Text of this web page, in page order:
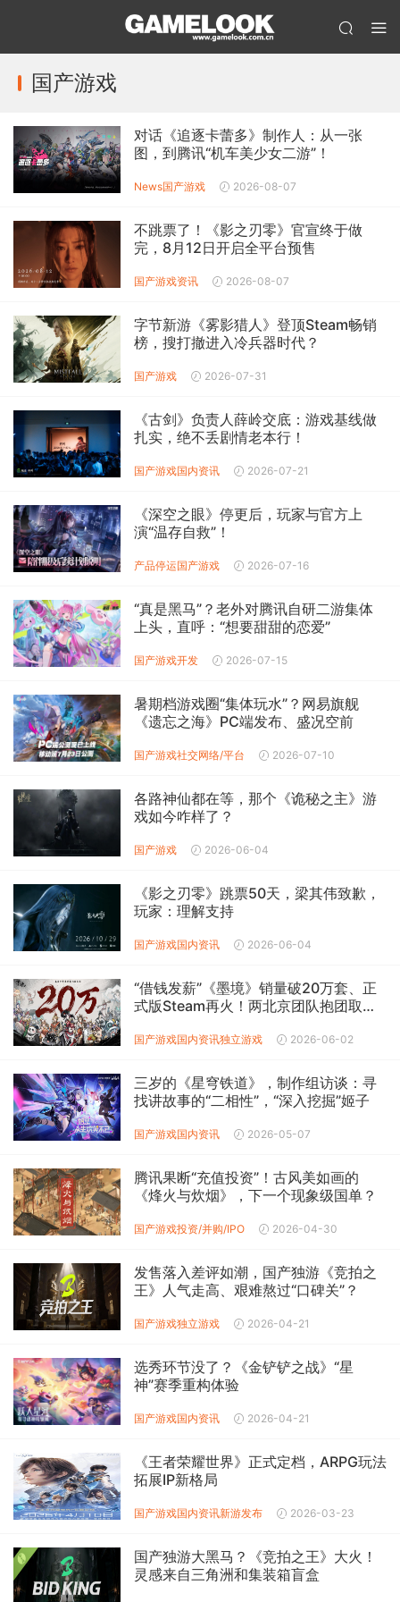
国产游戏
对话《追逐卡蕾多》制作人：从一张
图，到腾讯“机车美少女二游”！
News国产游戏 2026-08-07
不跳票了！《影之刃零》官宣终于做
完，8月12日开启全平台预售
国产游戏资讯 2026-08-07
字节新游《雾影猎人》登顶Steam畅销
榜，搜打撤进入冷兵器时代？
国产游戏 2026-07-31
《古剑》负责人薛岭交底：游戏基线做
扎实，绝不丢剧情老本行！
国产游戏国内资讯 2026-07-21
《深空之眼》停更后，玩家与官方上
演“温存自救”！
产品停运国产游戏 2026-07-16
“真是黑马”？老外对腾讯自研二游集体
上头，直呼：“想要甜甜的恋爱”
国产游戏开发 2026-07-15
暑期档游戏圈“集体玩水”？网易旗舰
《遗忘之海》PC端发布、盛况空前
国产游戏社交网络/平台 2026-07-10
各路神仙都在等，那个《诡秘之主》游
戏如今咋样了？
国产游戏 2026-06-04
《影之刃零》跳票50天，梁其伟致歉，
玩家：理解支持
国产游戏国内资讯 2026-06-04
“借钱发薪”《墨境》销量破20万套、正
式版Steam再火！两北京团队抱团取暖
国产游戏国内资讯独立游戏 2026-06-02
三岁的《星穹铁道》，制作组访谈：寻
找讲故事的“二相性”，“深入挖掘”姬子
国产游戏国内资讯 2026-05-07
腾讯果断“充值投资”！古风美如画的
《烽火与炊烟》，下一个现象级国单？
国产游戏投资/并购/IPO 2026-04-30
发售落入差评如潮，国产独游《竞拍之
王》人气走高、艰难熬过“口碑关”？
国产游戏独立游戏 2026-04-21
选秀环节没了？《金铲铲之战》“星
神”赛季重构体验
国产游戏国内资讯 2026-04-21
《王者荣耀世界》正式定档，ARPG玩法
拓展IP新格局
国产游戏国内资讯新游发布 2026-03-23
国产独游大黑马？《竞拍之王》大火！
灵感来自三角洲和集装箱盲盒